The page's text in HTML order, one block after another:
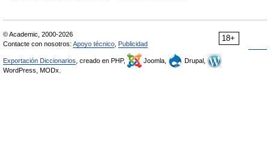
18+
© Academic, 2000-2026
Contacte con nosotros: Apoyo técnico Publicidad
Exportación Diccionarios , creado en PHP, Joomla,
Drupal,
WordPress, MODx.